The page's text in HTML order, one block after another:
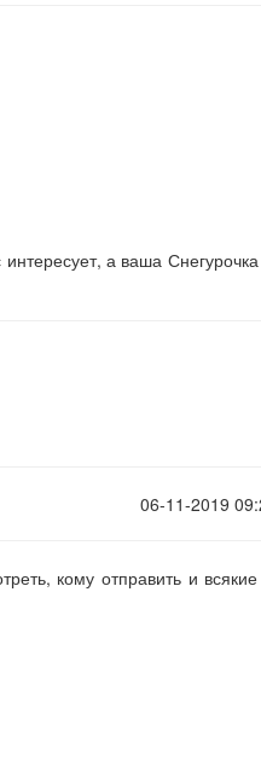
а ваша
06-11-2019
кому отправить и